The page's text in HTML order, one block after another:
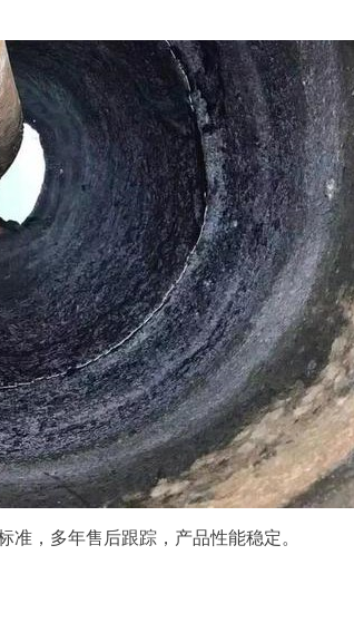
准，多年售后跟踪，产品性能稳定。